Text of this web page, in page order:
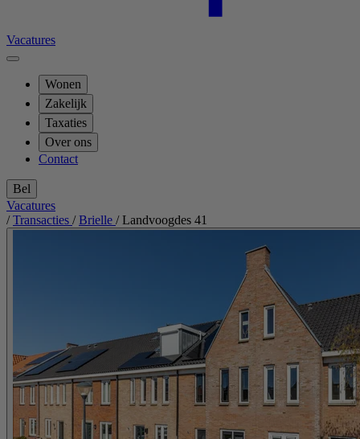
Vacatures
Wonen
Zakelijk
Taxaties
Over ons
Contact
Bel
Vacatures
/ Transacties / Brielle / Landvoogdes 41